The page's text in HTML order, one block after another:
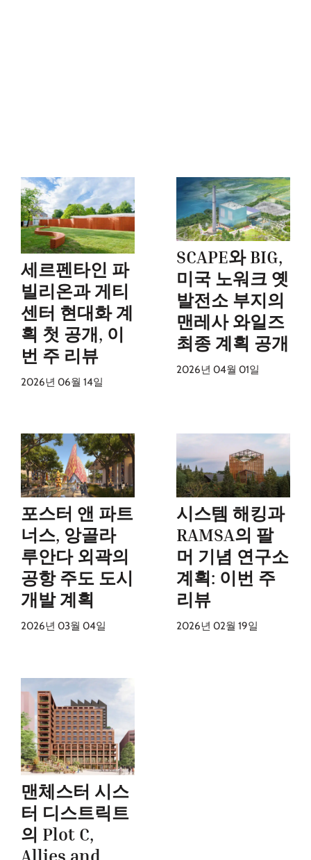
세르펜타인 파
빌리온과 게티
센터 현대화 계
획 첫 공개, 이
번 주 리뷰
2026년 06월 14일
SCAPE와 BIG,
미국 노워크 옛
발전소 부지의
맨레사 와일즈
최종 계획 공개
2026년 04월 01일
포스터 앤 파트
너스, 앙골라
루안다 외곽의
공항 주도 도시
개발 계획
2026년 03월 04일
시스템 해킹과
RAMSA의 팔
머 기념 연구소
계획: 이번 주
리뷰
2026년 02월 19일
맨체스터 시스
터 디스트릭트
의 Plot C,
Allies and